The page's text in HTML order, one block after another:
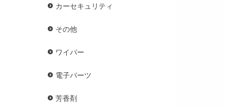
カーセキュリティ
その他
ワイパー
電子パーツ
芳香剤